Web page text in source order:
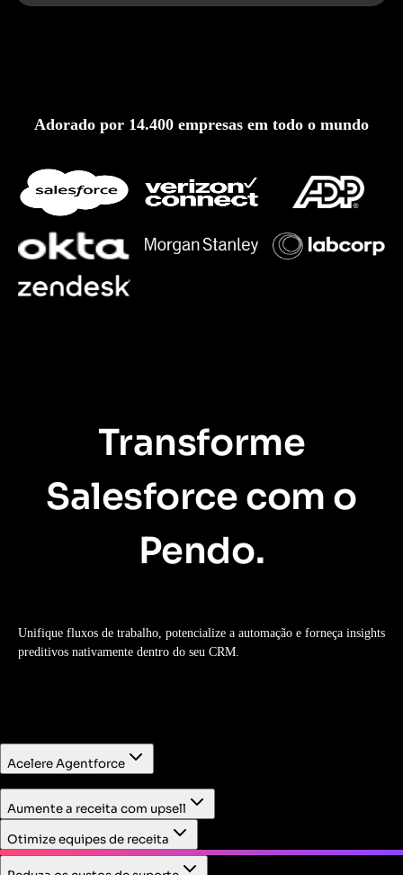
Adorado por 14.400 empresas em todo o mundo
Transforme
Salesforce com o
Pendo.
Unifique fluxos de trabalho, potencialize a automação e forneça insights
preditivos nativamente dentro do seu CRM.
Acelere Agentforce
Primeiro, identifique fluxos de trabalho de alto valor para
implantar a IA. Em seguida, meça o impacto da IA no
comportamento dos clientes e dos funcionários.
Aumente a receita com upsell
Otimize equipes de receita